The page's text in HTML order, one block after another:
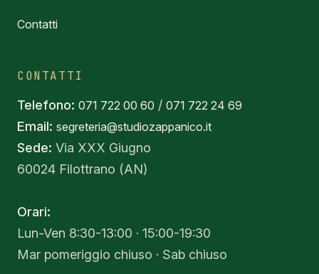
Contatti
CONTATTI
Telefono: 071 722 00 60 / 071 722 24 69
Email: segreteria@studiozappanico.it
Sede: Via XXX Giugno
60024 Filottrano (AN)
Orari:
Lun-Ven 8:30-13:00 · 15:00-19:30
Mar pomeriggio chiuso · Sab chiuso